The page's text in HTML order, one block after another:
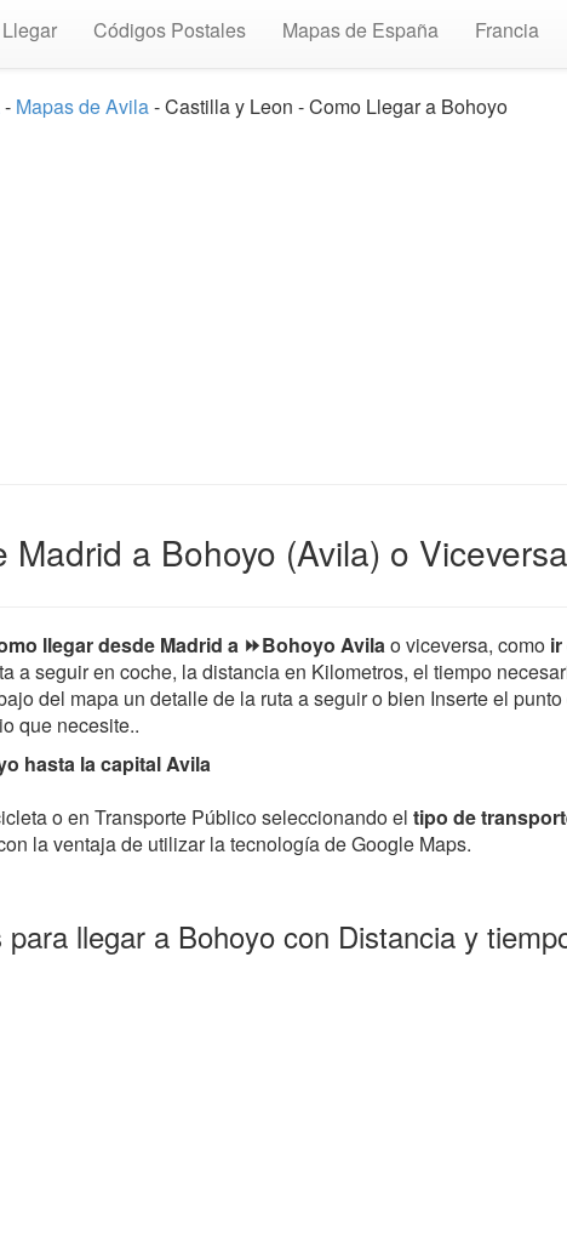
Códigos Postales Mapas de España Francia
- Mapas de Avila- Castilla y Leon - Como Llegar a Bohoyo
Madrid a Bohoyo (Avila) o Viceversa
llegar desde Madrid a ⏩Bohoyo Avilao viceversa, como
a seguir en coche, la distancia en Kilometros, el tiempo
del mapa un detalle de la ruta a seguir o bien Inserte el
que necesite..
hasta la capital Avila
o en Transporte Público seleccionando el tipo de
la ventaja de utilizar la tecnología de Google Maps.
para llegar a Bohoyo con Distancia y